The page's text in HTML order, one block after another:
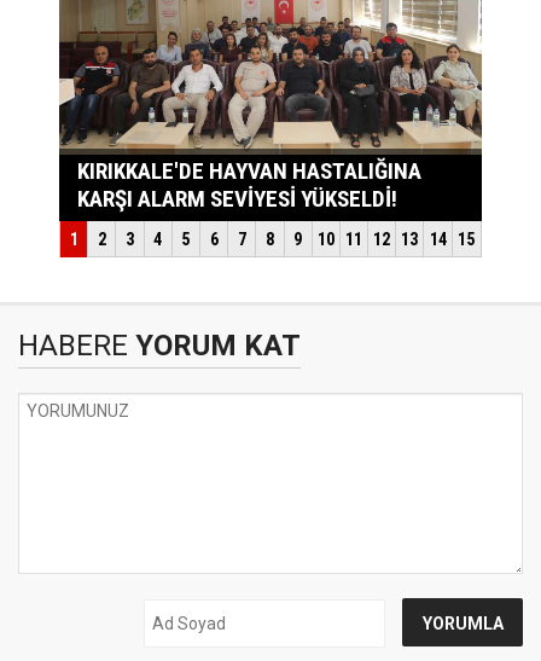
HABERE YORUM KAT